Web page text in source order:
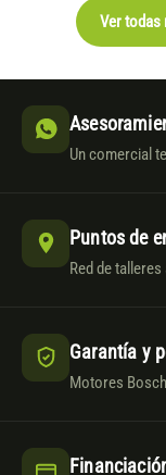
Ver todas
Un comercial
Puntos de
Red de
Garantía y
Motores